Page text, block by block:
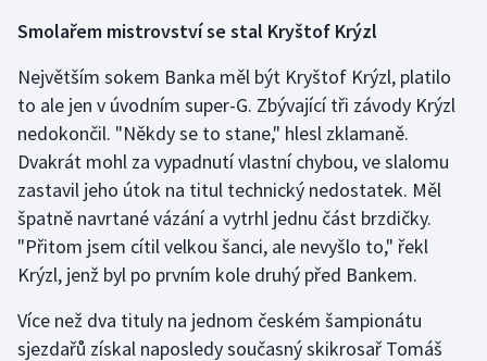
Krasobruslení
Lezení
Lyže a snowboard
Moderní pětiboj
Motorsport
Olympijské hry
Parasport
Smolařem mistrovství se stal Kryštof Krýzl
Největším sokem Banka měl být Kryštof Krýzl, platilo
to ale jen v úvodním super-G. Zbývající tři závody Krýzl
nedokončil. "Někdy se to stane," hlesl zklamaně.
Dvakrát mohl za vypadnutí vlastní chybou, ve slalomu
zastavil jeho útok na titul technický nedostatek. Měl
špatně navrtané vázání a vytrhl jednu část brzdičky.
"Přitom jsem cítil velkou šanci, ale nevyšlo to," řekl
Krýzl, jenž byl po prvním kole druhý před Bankem.
Více než dva tituly na jednom českém šampionátu
sjezdařů získal naposledy současný skikrosař Tomáš